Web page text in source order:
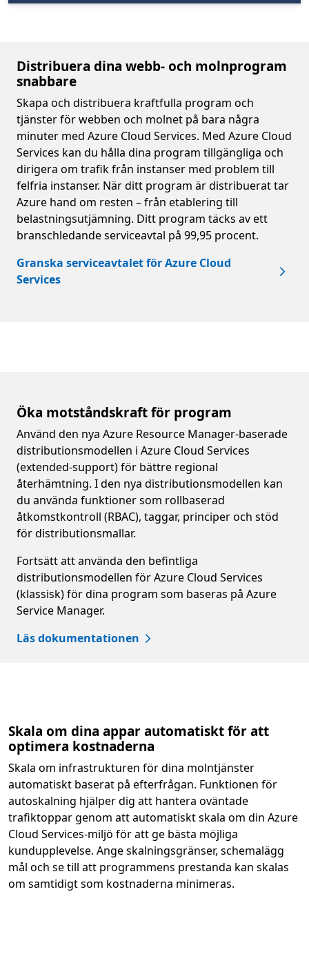
Distribuera dina webb- och molnprogram
snabbare
Skapa och distribuera kraftfulla program och
tjänster för webben och molnet på bara några
minuter med Azure Cloud Services. Med Azure Cloud
Services kan du hålla dina program tillgängliga och
dirigera om trafik från instanser med problem till
felfria instanser. När ditt program är distribuerat tar
Azure hand om resten – från etablering till
belastningsutjämning. Ditt program täcks av ett
branschledande serviceavtal på 99,95 procent.
Granska serviceavtalet för Azure Cloud
Services
Öka motståndskraft för program
Använd den nya Azure Resource Manager-baserade
distributionsmodellen i Azure Cloud Services
(extended-support) för bättre regional
återhämtning. I den nya distributionsmodellen kan
du använda funktioner som rollbaserad
åtkomstkontroll (RBAC), taggar, principer och stöd
för distributionsmallar.
Fortsätt att använda den befintliga
distributionsmodellen för Azure Cloud Services
(klassisk) för dina program som baseras på Azure
Service Manager.
Läs dokumentationen
Skala om dina appar automatiskt för att
optimera kostnaderna
Skala om infrastrukturen för dina molntjänster
automatiskt baserat på efterfrågan. Funktionen för
autoskalning hjälper dig att hantera oväntade
trafiktoppar genom att automatiskt skala om din Azure
Cloud Services-miljö för att ge bästa möjliga
kundupplevelse. Ange skalningsgränser, schemalägg
mål och se till att programmens prestanda kan skalas
om samtidigt som kostnaderna minimeras.